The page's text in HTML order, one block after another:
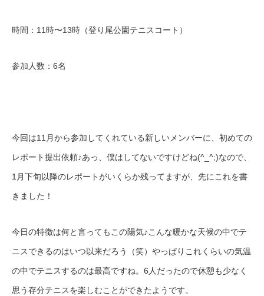
時間：11時〜13時（登り尾公園テニスコート）
参加人数：6名
今回は11月から参加してくれている新しいメンバーに、初めての
レポート提出依頼♪あっ、僕はしてないですけどね(^_^;)なので、
1月下旬以降のレポートがいくらか残ってますが、先にこれを書
きました！
今日の特徴は何と言ってもこの陽気♪こんな暖かな天候の中でテ
ニスできるのはいつ以来だろう（笑）やっぱりこれくらいの気温
の中でテニスするのは最高ですね。6人だったので休憩も少なく
思う存分テニスを楽しむことができたようです。